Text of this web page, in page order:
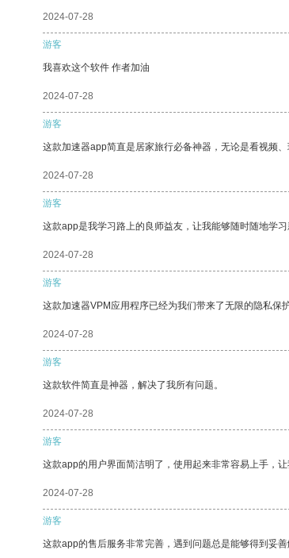
2024-07-28
游客
我喜欢这个软件 作者加油
2024-07-28
游客
这款加速器app简直是居家旅行必备神器，无论是看视频
2024-07-28
游客
这款app是我学习路上的良师益友，让我能够随时随地学习
2024-07-28
游客
这款加速器VPM应用程序已经为我们带来了无限的隐私保
2024-07-28
游客
这款软件简直是神器，解决了我所有问题。
2024-07-28
游客
这款app的用户界面简洁明了，使用起来非常容易上手，
2024-07-28
游客
这款app的售后服务非常完善，遇到问题总是能够得到妥善